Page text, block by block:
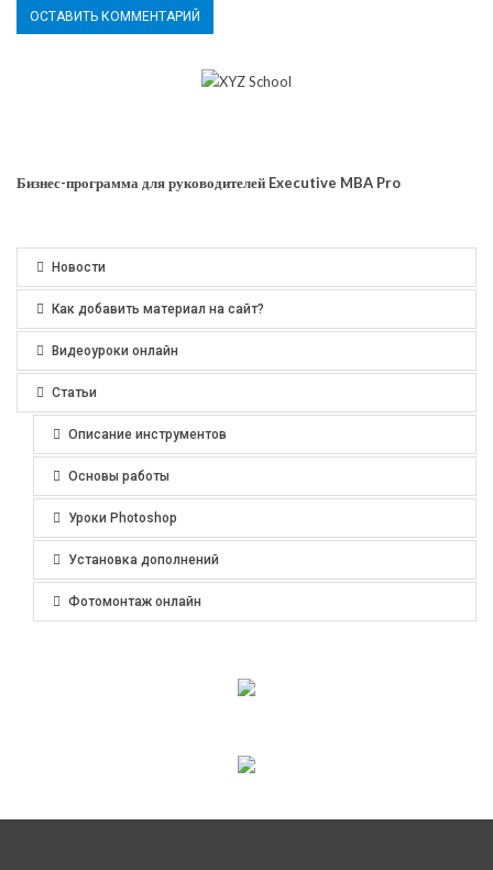
Бизнес-программа для руководителей Executive MBA Pro
Новости
Как добавить материал на сайт?
Видеоуроки онлайн
Статьи
Описание инструментов
Основы работы
Уроки Photoshop
Установка дополнений
Фотомонтаж онлайн